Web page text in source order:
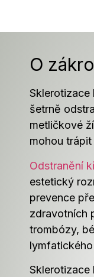
O
Sklerotizace
šetrně
metličkové
mohou trápit
Odstranění
estetický
prevence
zdravotních
trombózy,
Sklerotizace